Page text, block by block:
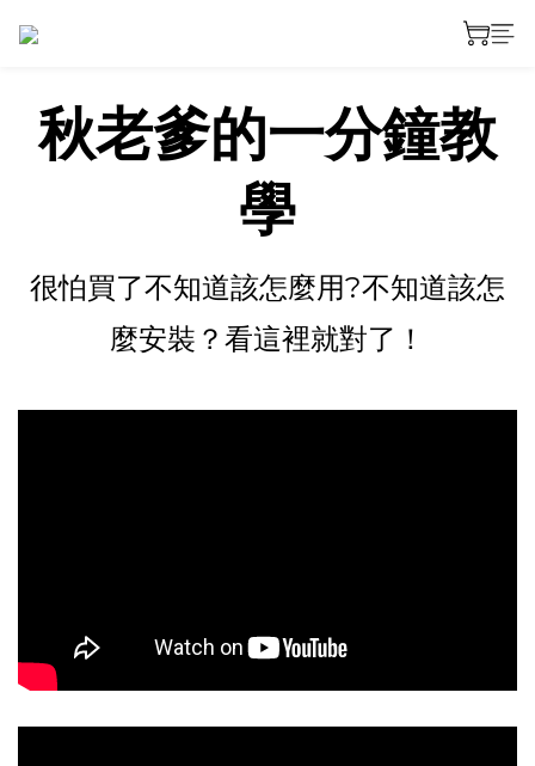
秋老爹的一分鐘教
學
很怕買了不知道該怎麼用?不知道該怎
麼安裝？看這裡就對了！